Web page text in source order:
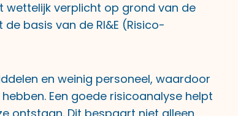
wettelijk verplicht op grond van de
basis van de RI&E (Risico-
en weinig personeel, waardoor
Een goede risicoanalyse helpt